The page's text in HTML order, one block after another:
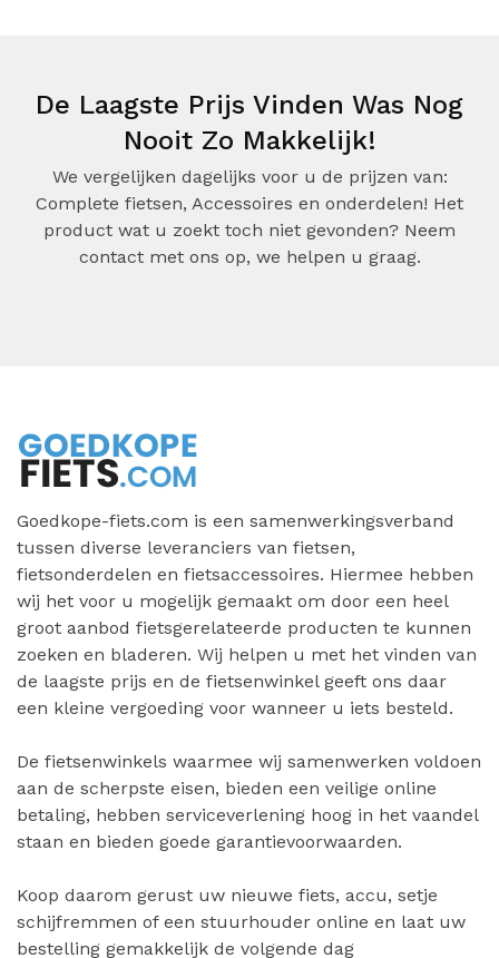
De Laagste Prijs Vinden Was Nog
Nooit Zo Makkelijk!
We vergelijken dagelijks voor u de prijzen van:
Complete fietsen, Accessoires en onderdelen! Het
product wat u zoekt toch niet gevonden? Neem
contact met ons op, we helpen u graag.
Goedkope-fiets.com is een samenwerkingsverband
tussen diverse leveranciers van fietsen,
fietsonderdelen en fietsaccessoires. Hiermee hebben
wij het voor u mogelijk gemaakt om door een heel
groot aanbod fietsgerelateerde producten te kunnen
zoeken en bladeren. Wij helpen u met het vinden van
de laagste prijs en de fietsenwinkel geeft ons daar
een kleine vergoeding voor wanneer u iets besteld.
De fietsenwinkels waarmee wij samenwerken voldoen
aan de scherpste eisen, bieden een veilige online
betaling, hebben serviceverlening hoog in het vaandel
staan en bieden goede garantievoorwaarden.
Koop daarom gerust uw nieuwe fiets, accu, setje
schijfremmen of een stuurhouder online en laat uw
bestelling gemakkelijk de volgende dag